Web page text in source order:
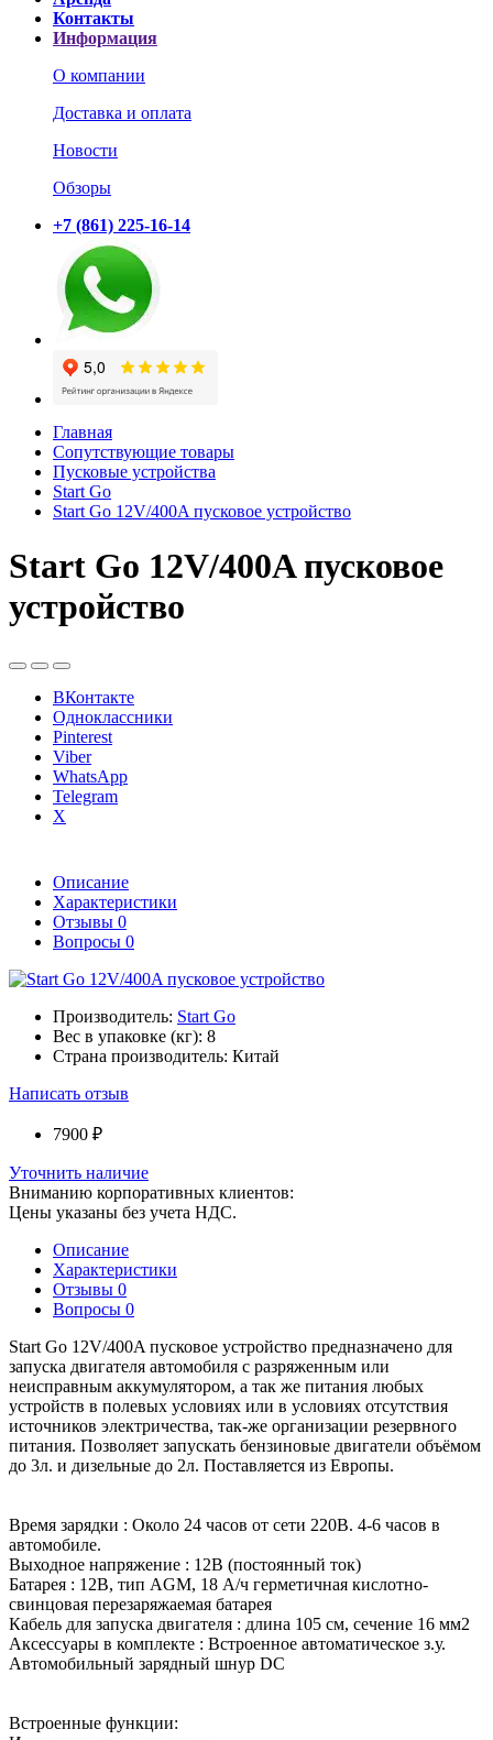
Контакты
Информация
О компании
Доставка и оплата
Новости
Обзоры
+7 (861) 225-16-14
Главная
Сопутствующие товары
Пусковые устройства
Start Go
Start Go 12V/400A пусковое устройство
Start Go 12V/400A пусковое
устройство
ВКонтакте
Одноклассники
Pinterest
Viber
WhatsApp
Telegram
X
Описание
Характеристики
Отзывы 0
Вопросы 0
Производитель: Start Go
Вес в упаковке (кг): 8
Страна производитель: Китай
Написать отзыв
7900 ₽
Уточнить наличие
Вниманию корпоративных клиентов:
Цены указаны без учета НДС.
Описание
Характеристики
Отзывы 0
Вопросы 0
Start Go 12V/400A пусковое устройство предназначено для
запуска двигателя автомобиля с разряженным или
неисправным аккумулятором, а так же питания любых
устройств в полевых условиях или в условиях отсутствия
источников электричества, так-же организации резервного
питания. Позволяет запускать бензиновые двигатели объёмом
до 3л. и дизельные до 2л. Поставляется из Европы.
Время зарядки : Около 24 часов от сети 220В. 4-6 часов в
автомобиле.
Выходное напряжение : 12В (постоянный ток)
Батарея : 12В, тип AGM, 18 А/ч герметичная кислотно-
свинцовая перезаряжаемая батарея
Кабель для запуска двигателя : длина 105 см, сечение 16 мм2
Аксессуары в комплекте : Встроенное автоматическое з.у.
Автомобильный зарядный шнур DC
Встроенные функции: